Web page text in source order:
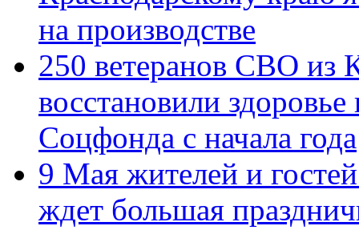
на производстве
250 ветеранов СВО из
восстановили
Соцфонда с начала года
9 Мая жителей и
ждет большая